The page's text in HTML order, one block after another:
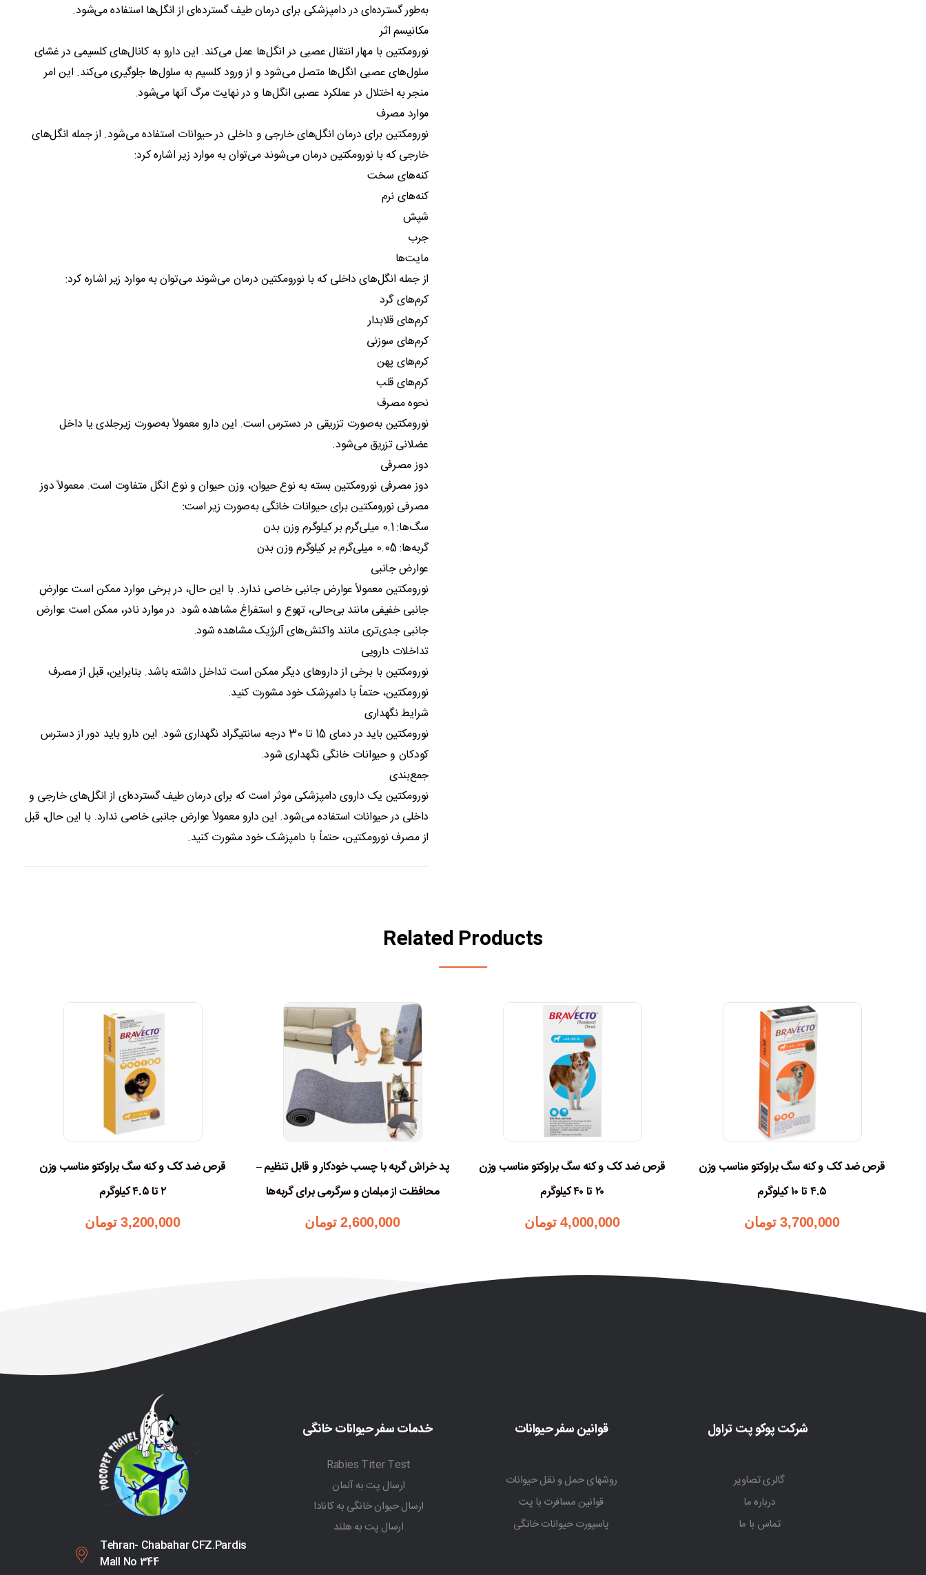
به‌طور گسترده‌ای در دامپزشکی برای درمان طیف گسترده‌ای از انگل‌ها استفاده می‌شود.
مکانیسم اثر
نورومکتین با مهار انتقال عصبی در انگل‌ها عمل می‌کند. این دارو به کانال‌های کلسیمی در غشای
سلول‌های عصبی انگل‌ها متصل می‌شود و از ورود کلسیم به سلول‌ها جلوگیری می‌کند. این امر
منجر به اختلال در عملکرد عصبی انگل‌ها و در نهایت مرگ آنها می‌شود.
موارد مصرف
نورومکتین برای درمان انگل‌های خارجی و داخلی در حیوانات استفاده می‌شود. از جمله انگل‌های
خارجی که با نورومکتین درمان می‌شوند می‌توان به موارد زیر اشاره کرد:
کنه‌های سخت
کنه‌های نرم
شپش
جرب
مایت‌ها
از جمله انگل‌های داخلی که با نورومکتین درمان می‌شوند می‌توان به موارد زیر اشاره کرد:
کرم‌های گرد
کرم‌های قلابدار
کرم‌های سوزنی
کرم‌های پهن
کرم‌های قلب
نحوه مصرف
نورومکتین به‌صورت تزریقی در دسترس است. این دارو معمولاً به‌صورت زیرجلدی یا داخل
عضلانی تزریق می‌شود.
دوز مصرفی
دوز مصرفی نورومکتین بسته به نوع حیوان، وزن حیوان و نوع انگل متفاوت است. معمولاً دوز
مصرفی نورومکتین برای حیوانات خانگی به‌صورت زیر است:
سگ‌ها: 0.1 میلی‌گرم بر کیلوگرم وزن بدن
گربه‌ها: 0.05 میلی‌گرم بر کیلوگرم وزن بدن
عوارض جانبی
نورومکتین معمولاً عوارض جانبی خاصی ندارد. با این حال، در برخی موارد ممکن است عوارض
جانبی خفیفی مانند بی‌حالی، تهوع و استفراغ مشاهده شود. در موارد نادر، ممکن است عوارض
جانبی جدی‌تری مانند واکنش‌های آلرژیک مشاهده شود.
تداخلات دارویی
نورومکتین با برخی از داروهای دیگر ممکن است تداخل داشته باشد. بنابراین، قبل از مصرف
نورومکتین، حتماً با دامپزشک خود مشورت کنید.
شرایط نگهداری
نورومکتین باید در دمای 15 تا 30 درجه سانتیگراد نگهداری شود. این دارو باید دور از دسترس
کودکان و حیوانات خانگی نگهداری شود.
جمع‌بندی
نورومکتین یک داروی دامپزشکی موثر است که برای درمان طیف گسترده‌ای از انگل‌های خارجی و
داخلی در حیوانات استفاده می‌شود. این دارو معمولاً عوارض جانبی خاصی ندارد. با این حال، قبل
از مصرف نورومکتین، حتماً با دامپزشک خود مشورت کنید.
Related Products
قرص ضد کک و کنه سگ براوکتو مناسب وزن
۴.۵ تا ۱۰ کیلوگرم
3,700,000 تومان
قرص ضد کک و کنه سگ براوکتو مناسب وزن
۲۰ تا ۴۰ کیلوگرم
4,000,000 تومان
پد خراش گربه با چسب خودکار و قابل تنظیم –
محافظت از مبلمان و سرگرمی برای گربه‌ها
2,600,000 تومان
قرص ضد کک و کنه سگ براوکتو مناسب وزن
۲ تا ۴.۵ کیلوگرم
3,200,000 تومان
شرکت پوکو پت تراول
گالری تصاویر
درباره ما
تماس با ما
قوانین سفر حیوانات
روشهای حمل و نقل حیوانات
قوانین مسافرت با پت
پاسپورت حیوانات خانگی
خدمات سفر حیوانات خانگی
Rabies Titer Test
ارسال پت به آلمان
ارسال حیوان خانگی به کانادا
ارسال پت به هلند
Tehran- Chabahar CFZ.Pardis
Mall No 344